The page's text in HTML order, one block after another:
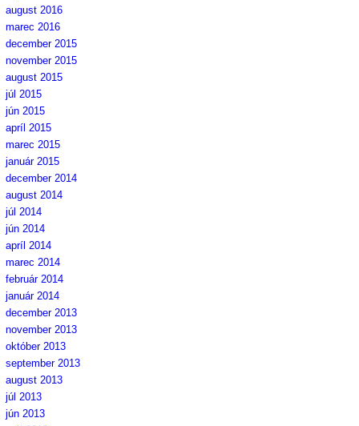
august 2016
marec 2016
december 2015
november 2015
august 2015
júl 2015
jún 2015
apríl 2015
marec 2015
január 2015
december 2014
august 2014
júl 2014
jún 2014
apríl 2014
marec 2014
február 2014
január 2014
december 2013
november 2013
október 2013
september 2013
august 2013
júl 2013
jún 2013